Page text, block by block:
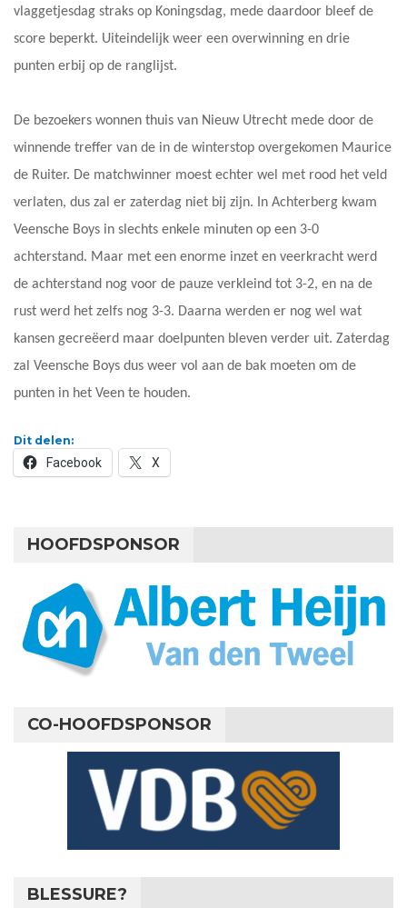
vlaggetjesdag straks op Koningsdag, mede daardoor bleef de
score beperkt. Uiteindelijk weer een overwinning en drie
punten erbij op de ranglijst.
De bezoekers wonnen thuis van Nieuw Utrecht mede door de
winnende treffer van de in de winterstop overgekomen Maurice
de Ruiter. De matchwinner moest echter wel met rood het veld
verlaten, dus zal er zaterdag niet bij zijn. In Achterberg kwam
Veensche Boys in slechts enkele minuten op een 3-0
achterstand. Maar met een enorme inzet en veerkracht werd
de achterstand nog voor de pauze verkleind tot 3-2, en na de
rust werd het zelfs nog 3-3. Daarna werden er nog wel wat
kansen gecreëerd maar doelpunten bleven verder uit. Zaterdag
zal Veensche Boys dus weer vol aan de bak moeten om de
punten in het Veen te houden.
Dit delen:
Facebook X
HOOFDSPONSOR
CO-HOOFDSPONSOR
BLESSURE?